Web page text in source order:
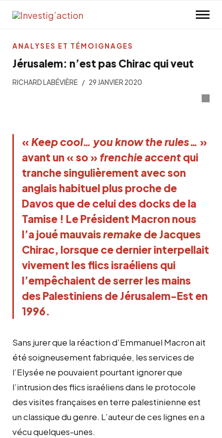
Jérusalem: n’est pas Chirac qui veut
RICHARD LABÉVIÈRE 29 JANVIER 2020
«Keep cool… you know the rules… »
avant un « so » frenchie accentqui
tranche singulièrement avec son
anglais habituel plus proche de
Davos que de celui des docks de la
Tamise ! Le Président Macron nous
l’a joué mauvaisremakede Jacques
Chirac, lorsque ce dernier interpellait
vivement les flics israéliens qui
l’empêchaient de serrer les mains
des Palestiniens de Jérusalem-Est en
1996.
Sans jurer que la réaction d’Emmanuel Macron ait
été soigneusement fabriquée, les services de
l’Elysée ne pouvaient pourtant ignorer que
l’intrusion des flics israéliens dans le protocole
des visites françaises en terre palestinienne est
un classique du genre. L’auteur de ces lignes en a
vécu quelques-unes.
ANALYSES ET TÉMOIGNAGES